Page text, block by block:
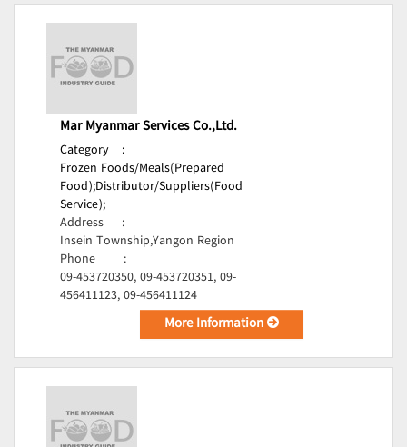
Mar Myanmar Services Co.,Ltd.
Category
:
Frozen Foods/Meals(Prepared
Food);Distributor/Suppliers(Food
Service);
Address
:
Insein Township,Yangon Region
Phone
:
09-453720350, 09-453720351, 09-
456411123, 09-456411124
More Information